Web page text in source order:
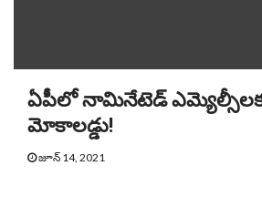
ఏపీలో నామినేటెడ్
మోకాలడ్డు!
జూన్ 14, 2021